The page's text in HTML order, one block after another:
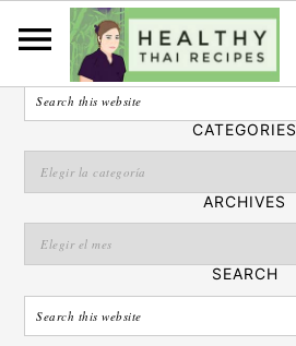
Español
SEARCH
CATEGORIES
ARCHIVES
SEARCH